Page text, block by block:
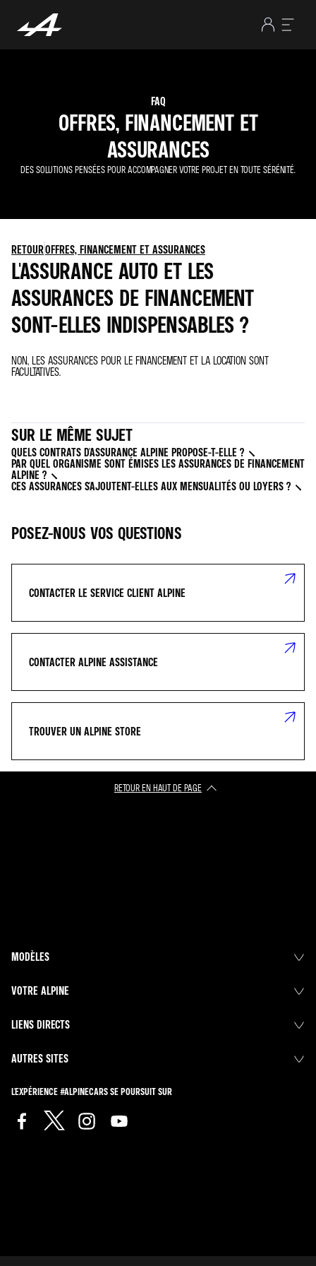
FAQ
OFFRES, FINANCEMENT ET
ASSURANCES
DES SOLUTIONS PENSÉES POUR ACCOMPAGNER VOTRE PROJET EN TOUTE SÉRÉNITÉ.
RETOUROFFRES, FINANCEMENT ET ASSURANCES
L'ASSURANCE AUTO ET LES
ASSURANCES DE FINANCEMENT
SONT-ELLES INDISPENSABLES ?
NON, LES ASSURANCES POUR LE FINANCEMENT ET LA LOCATION SONT
FACULTATIVES.
SUR LE MÊME SUJET
QUELS CONTRATS D'ASSURANCE ALPINE PROPOSE-T-ELLE ?
PAR QUEL ORGANISME SONT ÉMISES LES ASSURANCES DE FINANCEMENT
ALPINE ?
CES ASSURANCES S'AJOUTENT-ELLES AUX MENSUALITÉS OU LOYERS ?
POSEZ-NOUS VOS QUESTIONS
CONTACTER LE SERVICE CLIENT ALPINE
CONTACTER ALPINE ASSISTANCE
TROUVER UN ALPINE STORE
RETOUR EN HAUT DE PAGE
MODÈLES
VOTRE ALPINE
LIENS DIRECTS
AUTRES SITES
L'EXPÉRIENCE #ALPINECARS SE POURSUIT SUR